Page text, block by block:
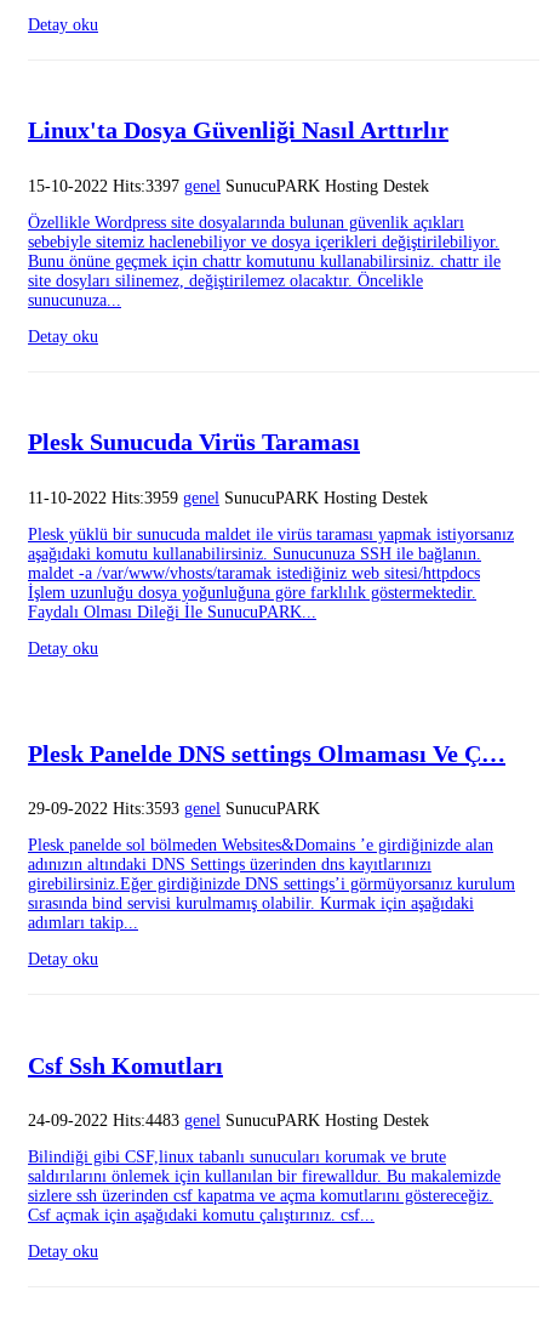
Detay oku
Linux'ta Dosya Güvenliği Nasıl Arttırlır
15-10-2022 Hits:3397 genel SunucuPARK Hosting Destek
Özellikle Wordpress site dosyalarında bulunan güvenlik açıkları
sebebiyle sitemiz haclenebiliyor ve dosya içerikleri değiştirilebiliyor.
Bunu önüne geçmek için chattr komutunu kullanabilirsiniz. chattr ile
site dosyları silinemez, değiştirilemez olacaktır. Öncelikle
sunucunuza...
Detay oku
Plesk Sunucuda Virüs Taraması
11-10-2022 Hits:3959 genel SunucuPARK Hosting Destek
Plesk yüklü bir sunucuda maldet ile virüs taraması yapmak istiyorsanız
aşağıdaki komutu kullanabilirsiniz. Sunucunuza SSH ile bağlanın.
maldet -a /var/www/vhosts/taramak istediğiniz web sitesi/httpdocs
İşlem uzunluğu dosya yoğunluğuna göre farklılık göstermektedir.
Faydalı Olması Dileği İle SunucuPARK...
Detay oku
Plesk Panelde DNS settings Olmaması Ve Ç…
29-09-2022 Hits:3593 genel SunucuPARK
Plesk panelde sol bölmeden Websites&Domains ’e girdiğinizde alan
adınızın altındaki DNS Settings üzerinden dns kayıtlarınızı
girebilirsiniz.Eğer girdiğinizde DNS settings’i görmüyorsanız kurulum
sırasında bind servisi kurulmamış olabilir. Kurmak için aşağıdaki
adımları takip...
Detay oku
Csf Ssh Komutları
24-09-2022 Hits:4483 genel SunucuPARK Hosting Destek
Bilindiği gibi CSF,linux tabanlı sunucuları korumak ve brute
saldırılarını önlemek için kullanılan bir firewalldur. Bu makalemizde
sizlere ssh üzerinden csf kapatma ve açma komutlarını göstereceğiz.
Csf açmak için aşağıdaki komutu çalıştırınız. csf...
Detay oku